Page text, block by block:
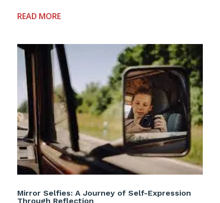
READ MORE
Mirror Selfies: A Journey of Self-Expression
Through Reflection